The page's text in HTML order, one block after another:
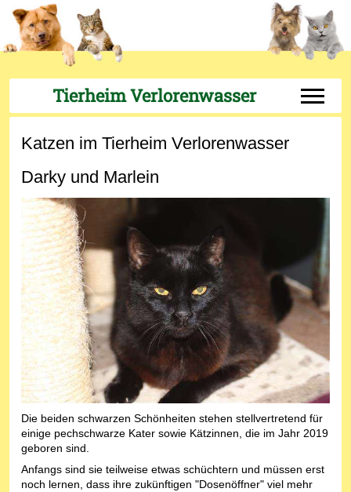
Tierheim Verlorenwasser Off-
Katzen im Tierheim Verlorenwasser
Darky und Marlein
Die beiden schwarzen Schönheiten stehen stellvertretend für
einige pechschwarze Kater sowie Kätzinnen, die im Jahr 2019
geboren sind.
Anfangs sind sie teilweise etwas schüchtern und müssen erst
noch lernen, dass ihre zukünftigen "Dosenöffner" viel mehr